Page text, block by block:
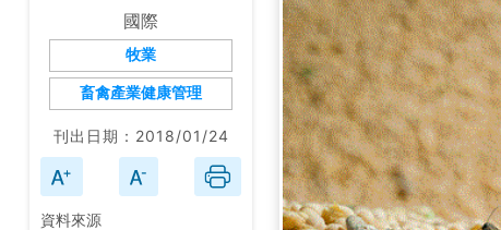
國際
牧業
畜禽產業健康管理
刊出日期：2018/01/24
資料來源